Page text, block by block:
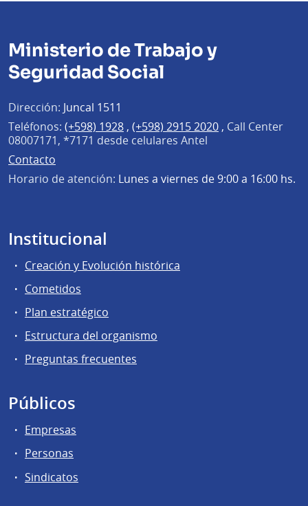
Ministerio de Trabajo y
Seguridad Social
Dirección: Juncal 1511
Teléfonos: (+598) 1928 , (+598) 2915 2020 , Call Center
08007171, *7171 desde celulares Antel
Contacto
Horario de atención: Lunes a viernes de 9:00 a 16:00 hs.
Institucional
Creación y Evolución histórica
Cometidos
Plan estratégico
Estructura del organismo
Preguntas frecuentes
Públicos
Empresas
Personas
Sindicatos